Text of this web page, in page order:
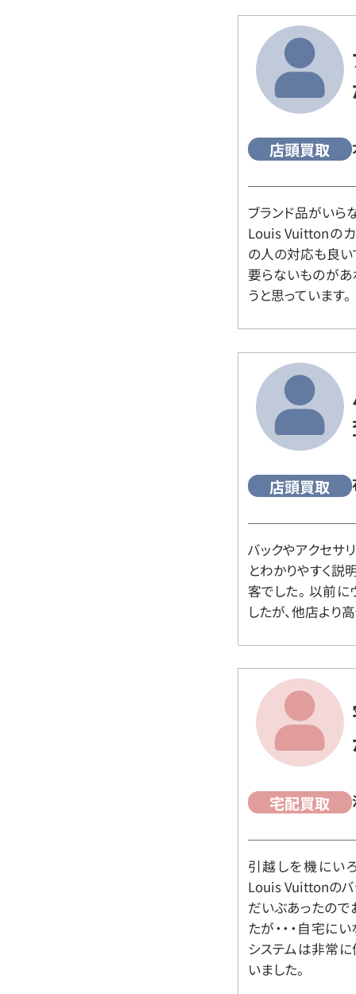
店頭買取
ブランド品がいら
Louis Vuittonの
の人の対応も良い
要らないものがあ
うと思っています。
店頭買取
バックやアクセサ
とわかりやすく説
客でした。 以前
したが、他店より
宅配買取
引越しを機にい
Louis Vuittonのバ
だいぶあったので
たが・・・自宅に
システムは非常に
いました。